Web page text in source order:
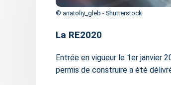
© anatoliy_gleb - Shutterstock
La RE2020
Entrée en vigueur le 1er janvier
permis de construire a été